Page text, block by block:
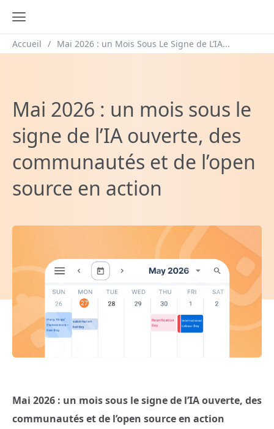
Fil d'Ariane
Accueil Mai 2026 : un Mois Sous Le Signe de L’IA...
Mai 2026 : un mois sous le
signe de l’IA ouverte, des
communautés et de l’open
source en action
Mai 2026 : un mois sous le signe de l’IA ouverte, des
communautés et de l’open source en action